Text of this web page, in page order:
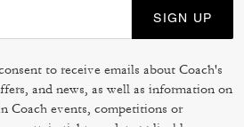
SIGN UP
to receive emails about Coach's
and news, as well as information on
Coach events, competitions or